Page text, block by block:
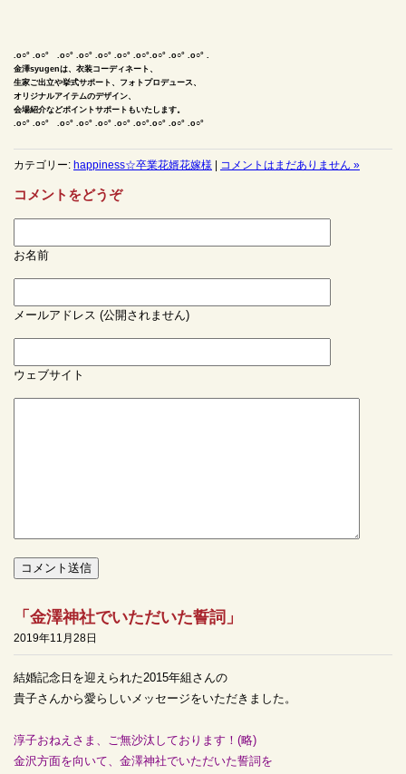
.o○° .o○° .o○° .o○° .o○° .o○° .o○°.o○° .o○° .o○° .
金澤syugenは、衣装コーディネート、
生家ご出立や挙式サポート、フォトプロデュース、
オリジナルアイテムのデザイン、
会場紹介などポイントサポートもいたします。
.o○° .o○° .o○° .o○° .o○° .o○° .o○°.o○° .o○° .o○°
カテゴリー: happiness☆卒業花婿花嫁様 コメントはまだありません »
コメントをどうぞ
お名前
メールアドレス (公開されません)
ウェブサイト
「金澤神社でいただいた誓詞」
2019年11月28日
結婚記念日を迎えられた2015年組さんの
貴子さんから愛らしいメッセージをいただきました。
淳子おねえさま、ご無沙汰しております！(略)
金沢方面を向いて、金澤神社でいただいた誓詞を